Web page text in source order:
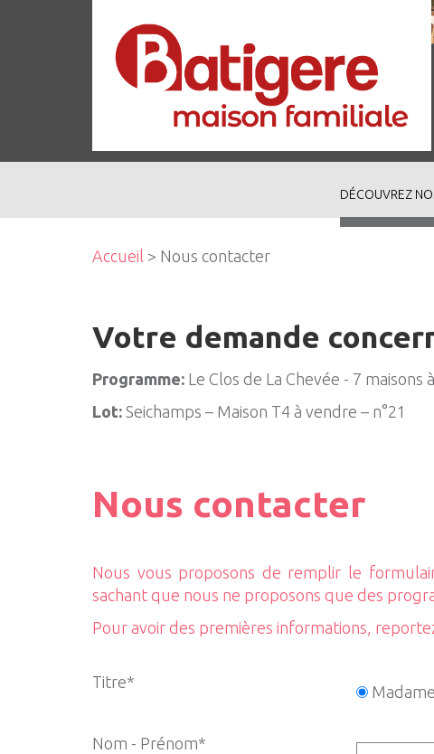
DÉCOUVREZ
Accueil > Nous contacter
Votre demande
Programme: Le Clos de La Chevée - 7 maisons
Lot: Seichamps – Maison T4 à vendre – n°21
Nous contacter
Nous vous proposons de remplir le
sachant que nous ne proposons que des
Pour avoir des premières informations,
Titre*
Madame
Nom - Prénom*